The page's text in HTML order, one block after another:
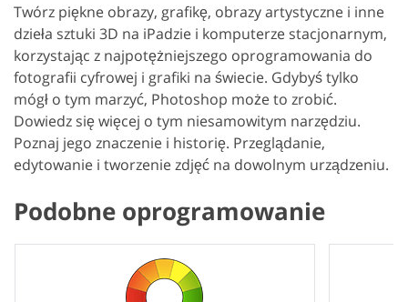
Twórz piękne obrazy, grafikę, obrazy artystyczne i inne
dzieła sztuki 3D na iPadzie i komputerze stacjonarnym,
korzystając z najpotężniejszego oprogramowania do
fotografii cyfrowej i grafiki na świecie. Gdybyś tylko
mógł o tym marzyć, Photoshop może to zrobić.
Dowiedz się więcej o tym niesamowitym narzędziu.
Poznaj jego znaczenie i historię. Przeglądanie,
edytowanie i tworzenie zdjęć na dowolnym urządzeniu.
Podobne oprogramowanie